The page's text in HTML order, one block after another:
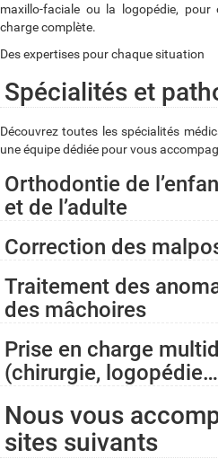
maxillo-faciale ou la logopédie,
charge complète.
Des expertises pour chaque situation
Spécialités et
Découvrez toutes les spécialités
une équipe dédiée pour vous
Orthodontie de
et de l’adulte
Correction des
Traitement des
des mâchoires
Prise en charge
(chirurgie,
Nous vous
sites suivants